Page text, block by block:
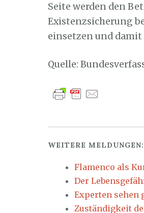
Seite werden den
Existenzsicherung
einsetzen und
Quelle:
WEITERE MELDUNGEN:
Flamenco als
Der
Experten sehen
Zuständigkeit